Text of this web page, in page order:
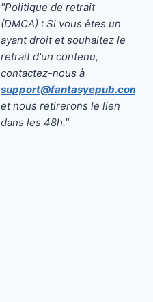
"Politique de retrait
(DMCA) : Si vous êtes un
ayant droit et souhaitez le
retrait d'un contenu,
contactez-nous à
support@fantasyepub.com
et nous retirerons le lien
dans les 48h."